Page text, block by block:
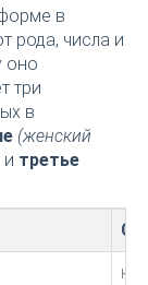
в
рода, числа и
оно
три
в
(женский
и третье